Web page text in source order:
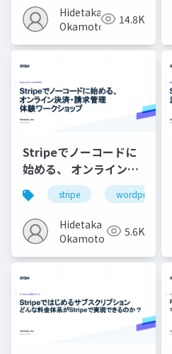
Hidetaka
Okamoto
14.8K
Stripeでノーコードに
始める、 オンライン決
済・請求管理 体験ワー
クショップ
stripe wordpress
Hidetaka
Okamoto
5.6K